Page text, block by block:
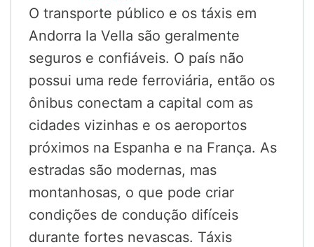
O transporte público e os táxis em
Andorra la Vella são geralmente
seguros e confiáveis. O país não
possui uma rede ferroviária, então os
ônibus conectam a capital com as
cidades vizinhas e os aeroportos
próximos na Espanha e na França. As
estradas são modernas, mas
montanhosas, o que pode criar
condições de condução difíceis
durante fortes nevascas. Táxis